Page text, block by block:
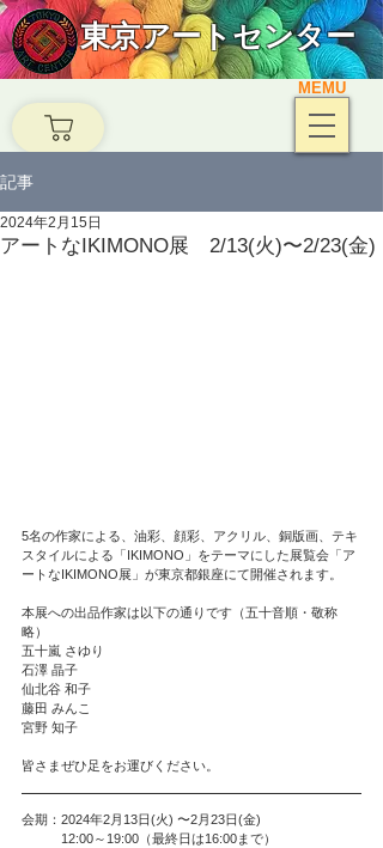
東京アートセンター
MEMU
記事
アートなIKIMONO展 2/13(火)〜2/23(金)
2024年2月15日
5名の作家による、油彩、顔彩、アクリル、銅版画、テキ
スタイルによる「IKIMONO」をテーマにした展覧会「ア
ートなIKIMONO展」が東京都銀座にて開催されます。
本展への出品作家は以下の通りです（五十音順・敬称
略）
五十嵐 さゆり
石澤 晶子
仙北谷 和子
藤田 みんこ
宮野 知子
皆さまぜひ足をお運びください。
会期：2024年2月13日(火) 〜2月23日(金)
12:00～19:00（最終日は16:00まで）